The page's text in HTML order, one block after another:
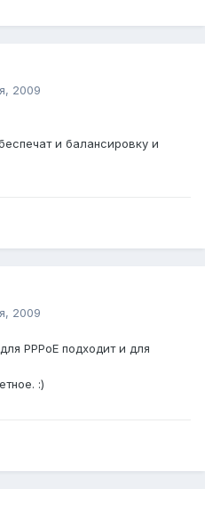
2009
и балансировку и
2009
PPPoE подходит и для
:)